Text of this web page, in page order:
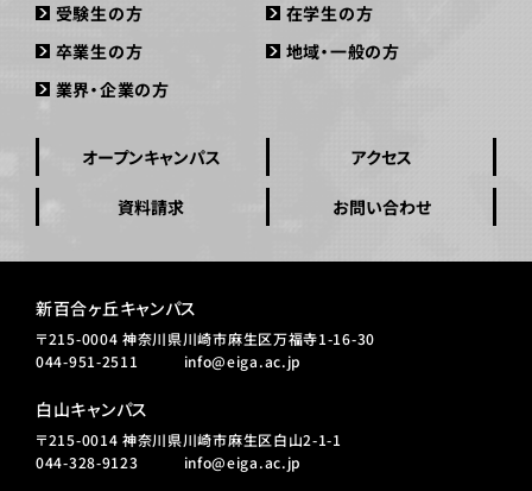
受験生の方
在学生の方
卒業生の方
地域・一般の方
業界・企業の方
オープンキャンパス アクセス
資料請求 お問い合わせ
新百合ヶ丘キャンパス
〒215-0004 神奈川県川崎市麻生区万福寺1-16-30
044-951-2511
info@eiga.ac.jp
白山キャンパス
〒215-0014 神奈川県川崎市麻生区白山2-1-1
044-328-9123
info@eiga.ac.jp